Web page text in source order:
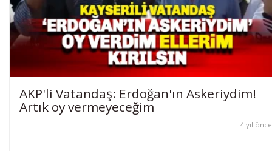
AKP'li Vatandaş: Erdoğan'ın Askeriydim!
Artık oy vermeyeceğim
4 yıl önce